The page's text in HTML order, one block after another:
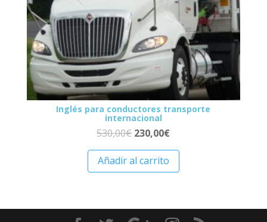
Inglés para conductores transporte
internacional
530,00€ 230,00€
Añadir al carrito